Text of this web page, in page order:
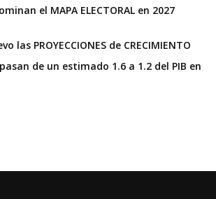
el MAPA ELECTORAL en 2027
las PROYECCIONES de CRECIMIENTO
pasan de un estimado 1.6 a 1.2 del PIB en